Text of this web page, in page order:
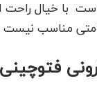
با خیال
مناسب